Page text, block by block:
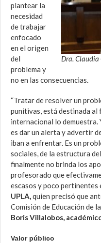
Dra. Claudia
plantear la
necesidad
de trabajar
enfocado
en el origen
del
problema y
no en las consecuencias.
“Tratar de resolver un
punitivas, está destinada al
internacional lo
es dar un alerta y advertir
iban a enfrentar. Es un
sociales, de la estructura
finalmente no brinda los
profesorado que
escasos y poco pertinentes
UPLA,quien precisó que
Comisión de Educación de
Boris Villalobos,
Valor público